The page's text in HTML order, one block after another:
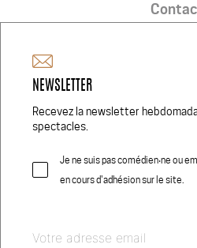
NEWSLETTER
Recevez la newsletter
spectacles.
Je ne suis pas comédien‧ne ou
en cours d'adhésion sur le site.